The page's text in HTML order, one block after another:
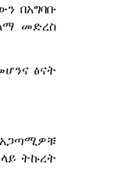
በአግባቡ
መድረስ
ፅናት
ትኩረት